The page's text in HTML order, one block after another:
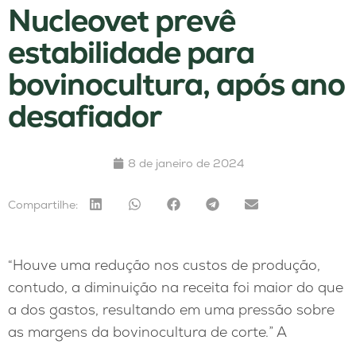
Nucleovet prevê
estabilidade para
bovinocultura, após ano
desafiador
8 de janeiro de 2024
Compartilhe:
“Houve uma redução nos custos de produção,
contudo, a diminuição na receita foi maior do que
a dos gastos, resultando em uma pressão sobre
as margens da bovinocultura de corte.” A